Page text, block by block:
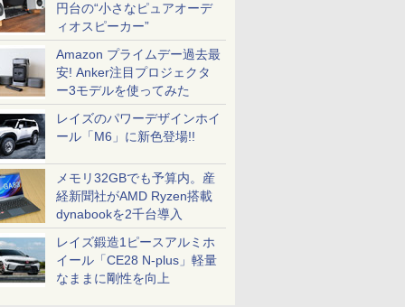
円台の“小さなピュアオーデ
ィオスピーカー”
Amazon プライムデー過去最
安! Anker注目プロジェクタ
ー3モデルを使ってみた
レイズのパワーデザインホイ
ール「M6」に新色登場!!
メモリ32GBでも予算内。産
経新聞社がAMD Ryzen搭載
dynabookを2千台導入
レイズ鍛造1ピースアルミホ
イール「CE28 N-plus」軽量
なままに剛性を向上